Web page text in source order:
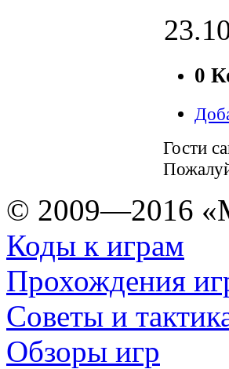
0
Гости
© 2009—2016
Коды к играм
Прохождения
Советы и
Обзоры игр